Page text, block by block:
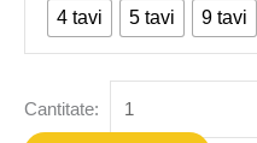
4 tavi 5 tavi 9 tavi